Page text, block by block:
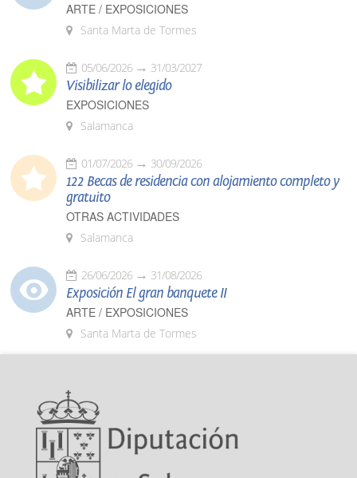
ARTE / EXPOSICIONES
Santa Marta de Tormes
05/06/2026 31/03/2027
Visibilizar lo elegido
EXPOSICIONES
Salamanca
01/07/2026 30/09/2026
122 Becas de residencia con alojamiento completo y
gratuito
OTRAS ACTIVIDADES
Salamanca
26/06/2026 31/08/2026
Exposición El gran banquete II
ARTE / EXPOSICIONES
Santa Marta de Tormes